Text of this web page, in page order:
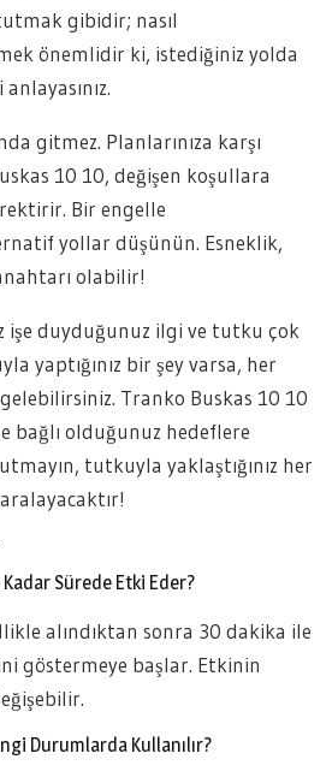
gibidir; nasıl
önemlidir ki, istediğiniz yolda
gitmez. Planlarınıza karşı
10 10, değişen koşullara
Bir engelle
yollar düşünün. Esneklik,
olabilir!
işe duyduğunuz ilgi ve tutku çok
yaptığınız bir şey varsa, her
Tranko Buskas 10 10
bağlı olduğunuz hedeflere
tutkuyla yaklaştığınız her
aralayacaktır!
Sürede Etki Eder?
alındıktan sonra 30 dakika ile
göstermeye başlar. Etkinin
Durumlarda Kullanılır?